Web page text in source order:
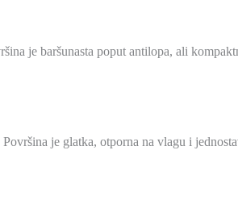
je baršunasta poput antilopa, ali
je glatka, otporna na vlagu i